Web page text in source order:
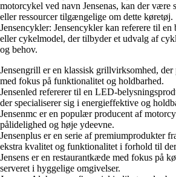
motorcykel ved navn Jensenas, kan der være
eller ressourcer tilgængelige om dette køretøj.
Jensencykler: Jensencykler kan referere til
eller cykelmodel, der tilbyder et udvalg af
og behov.
Jensengrill er en klassisk grillvirksomhed,
med fokus på funktionalitet og holdbarhed.
Jensenled refererer til en LED-
der specialiserer sig i energieffektive og
Jensenmc er en populær producent af
pålidelighed og høje ydeevne.
Jensenplus er en serie af premiumprodukter
ekstra kvalitet og funktionalitet i forhold til
Jensens er en restaurantkæde med fokus på
serveret i hyggelige omgivelser.